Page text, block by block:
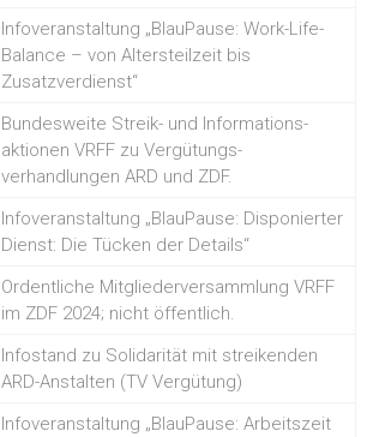
Infoveranstaltung „BlauPause: Work-Life-
Balance – von Altersteilzeit bis
Zusatzverdienst“
Bundesweite Streik- und Informations-
aktionen VRFF zu Vergütungs-
verhandlungen ARD und ZDF.
Infoveranstaltung „BlauPause: Disponierter
Dienst: Die Tücken der Details“
Ordentliche Mitgliederversammlung VRFF
im ZDF 2024; nicht öffentlich.
Infostand zu Solidarität mit streikenden
ARD-Anstalten (TV Vergütung)
Infoveranstaltung „BlauPause: Arbeitszeit